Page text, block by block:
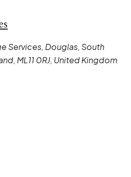
Services, Douglas, South
ML11 0RJ, United Kingdom